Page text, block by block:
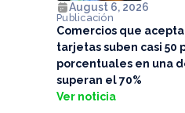
August 6, 2026
Publicación
Comercios que
tarjetas suben casi 50
porcentuales en una
superan el 70%
Ver noticia